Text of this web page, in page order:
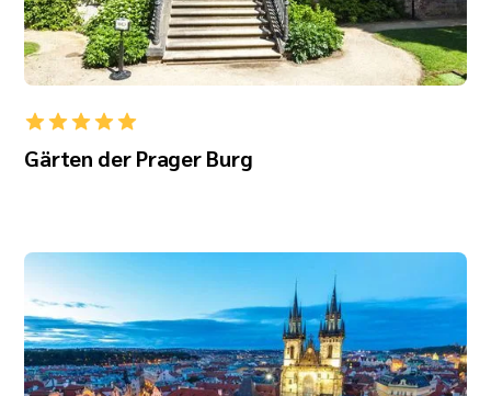
Gärten der Prager Burg